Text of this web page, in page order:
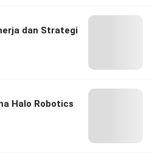
dan Strategi
Halo Robotics